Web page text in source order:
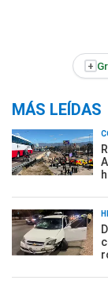
+
MÁS LEÍDAS